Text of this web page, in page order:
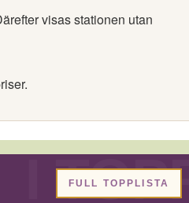
visas stationen utan
FULL TOPPLISTA